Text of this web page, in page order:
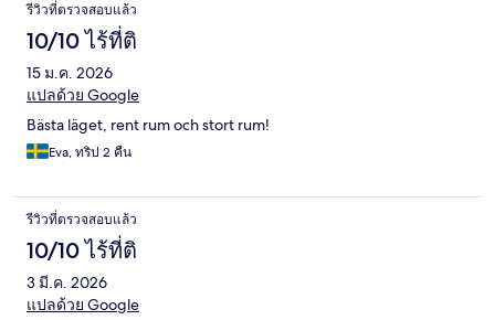
รีวิวที่ตรวจสอบแล้ว
10/10 ไร้ที่ติ
15 ม.ค. 2026
แปลด้วย Google
Bästa läget, rent rum och stort rum!
Eva, ทริป 2 คืน
รีวิวที่ตรวจสอบแล้ว
10/10 ไร้ที่ติ
3 มี.ค. 2026
แปลด้วย Google